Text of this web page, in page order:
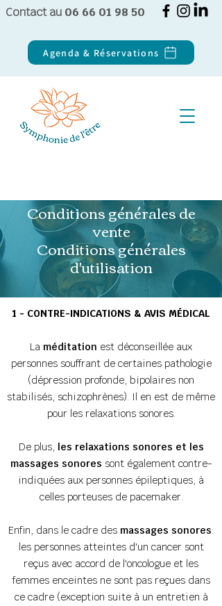
Contact au 06 66 01 98 50
Agenda & Réservations
Conditions générales de
vente
Conditions générales
d'utilisation
1 - CONTRE-INDICATIONS & AVIS MÉDICAL
La méditation est déconseillée aux
personnes souffrant de certaines pathologie
(dépression profonde, bipolaires non
stabilisés, schizophrènes). Il en est de même
pour les relaxations sonores.
De plus, les relaxations sonores et les
massages sonores sont également contre-
indiquées aux personnes épileptiques, à
celles porteuses de pacemaker.
Enfin, dans le cadre des massages sonores:
les personnes atteintes d'un cancer sont
reçus avec accord de l'oncologue et les
femmes enceintes ne sont pas reçues dans
ce cadre (exception suite à un entretien à